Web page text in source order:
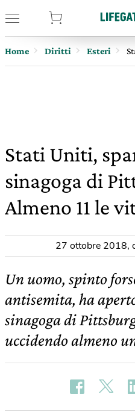
Home Diritti Esteri
Stati Uniti,
sinagoga di
Almeno 11 le
27 ottobre 2018,
Un uomo, spinto
antisemita, ha
sinagoga di
uccidendo almeno